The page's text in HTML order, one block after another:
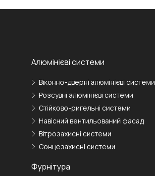
Алюмінієві системи
Віконно-дверні алюмінієві системи
Розсувні алюмінієві системи
Стійково-ригельні системи
Навісний вентильований фасад
Вітрозахисні системи
Сонцезахисні системи
Фурнітура